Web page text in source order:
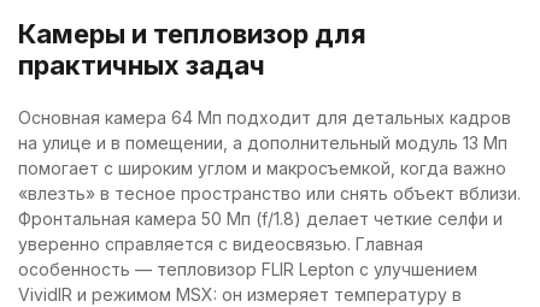
Камеры и тепловизор для
практичных задач
Основная камера 64 Мп подходит для детальных кадров
на улице и в помещении, а дополнительный модуль 13 Мп
помогает с широким углом и макросъемкой, когда важно
«влезть» в тесное пространство или снять объект вблизи.
Фронтальная камера 50 Мп (f/1.8) делает четкие селфи и
уверенно справляется с видеосвязью. Главная
особенность — тепловизор FLIR Lepton с улучшением
VividIR и режимом MSX: он измеряет температуру в